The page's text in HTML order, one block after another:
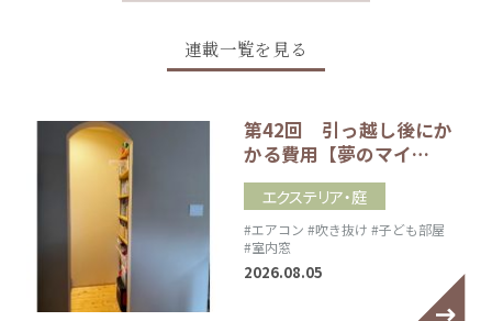
連載一覧を見る
第42回 引っ越し後にか
かる費用【夢のマイ…
エクステリア・庭
#エアコン #吹き抜け #子ども部屋
#室内窓
2026.08.05